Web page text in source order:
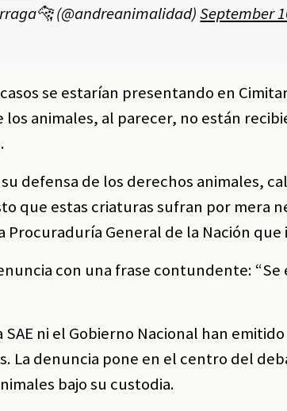
(@andreanimalidad)September
se estarían presentando en
los animales, al parecer, no están
defensa de los derechos animales,
que estas criaturas sufran por mera
Procuraduría General de la Nación
con una frase contundente:
ni el Gobierno Nacional han
La denuncia pone en el centro del
bajo su custodia.